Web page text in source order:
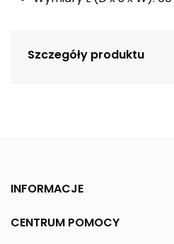
Szczegóły produktu
INFORMACJE
CENTRUM POMOCY